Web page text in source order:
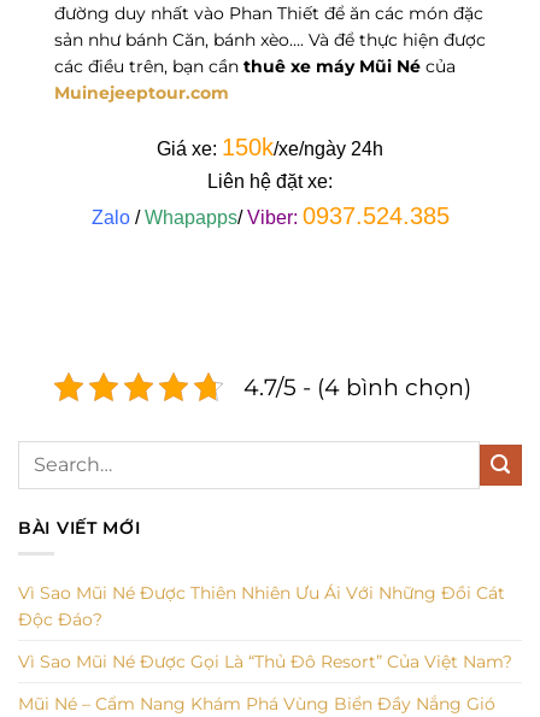
đường duy nhất vào Phan Thiết để ăn các món đặc
sản như bánh Căn, bánh xèo…. Và để thực hiện được
các điều trên, bạn cần thuê xe máy Mũi Né của
Muinejeeptour.com
Giá xe: 150k/xe/ngày 24h
Liên hệ đặt xe:
Zalo/Whapapps/Viber: 0937.524.385
4.7/5 - (4 bình chọn)
BÀI VIẾT MỚI
Vì Sao Mũi Né Được Thiên Nhiên Ưu Ái Với Những Đồi Cát
Độc Đáo?
Vì Sao Mũi Né Được Gọi Là “Thủ Đô Resort” Của Việt Nam?
Mũi Né – Cẩm Nang Khám Phá Vùng Biển Đầy Nắng Gió